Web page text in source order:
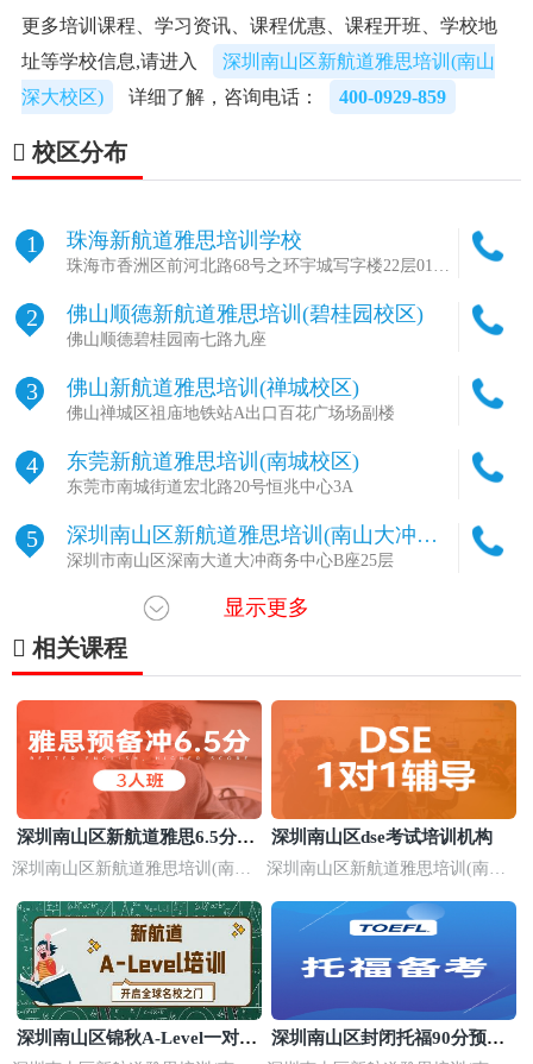
更多培训课程、学习资讯、课程优惠、课程开班、学校地
址等学校信息,请进入
深圳南山区新航道雅思培训(南山
深大校区)
详细了解，咨询电话： 400-0929-859
校区分布
1 珠海新航道雅思培训学校
珠海市香洲区前河北路68号之环宇城写字楼22层01单
2 佛山顺德新航道雅思培训(碧桂园校区)
佛山顺德碧桂园南七路九座
3 佛山新航道雅思培训(禅城校区)
佛山禅城区祖庙地铁站A出口百花广场场副楼
4 东莞新航道雅思培训(南城校区)
东莞市南城街道宏北路20号恒兆中心3A
5
深圳南山区新航道雅思培训(南山大冲校
区)
深圳市南山区深南大道大冲商务中心B座25层
广州黄埔区新航道英雅思培训(黄埔校区)
广州市黄埔区绿地中广广州A1栋22楼
7 广州新航道英雅思培训(南沙校区)
广州星河山海湾一期G6栋304
8
深圳罗湖区新航道雅思培训(罗湖东门校
区)
深圳市罗湖区鸿隆世纪广场A座8楼
9
深圳南山区新航道雅思培训(南山深大校
区)
10
深圳福田区新航道雅思培训(福田莲花山
校区)
深圳福田区福中一路瑞思CC-times商场L3-01
11 广州番禺区新航道英雅思培训(番禺校区)
广州市番禺区南村镇汉溪大道东（延伸段）385号万达
广场综合楼5楼5004商铺
12 广州番禺区新航道雅思(大学城贝岗校区)
显示更多
相关课程
深圳南山区新航道雅思6.5分强
化小班
深圳南山区新航道雅思培训(南山
深圳南山区dse考试培训机构
深圳南山区新航道雅思培训(南山
深圳南山区锦秋A-Level一对一
深圳南山区封闭托福90分预备